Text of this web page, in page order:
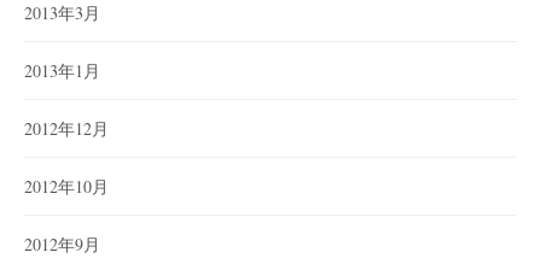
2013年3月
2013年1月
2012年12月
2012年10月
2012年9月